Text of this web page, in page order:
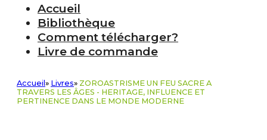
Accueil
Bibliothèque
Comment télécharger?
Livre de commande
Accueil » Livres» ZOROASTRISME UN FEU SACRE A
TRAVERS LES ÂGES - HERITAGE, INFLUENCE ET
PERTINENCE DANS LE MONDE MODERNE